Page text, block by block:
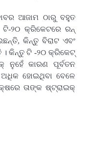
ଆଜାମ ଠାରୁ ବହୁତ
୨୦ କ୍ରିକେଟରେ ରନ୍
କିନ୍ତୁ ବିରାଟ ଏବଂ
। କିନ୍ତୁ ଟି -୨୦ କ୍ରିକେଟ୍
ନୁହେଁ କାରଣ ପୂର୍ବତନ
ଅଧିକ ହୋଇଥିବା ବେଳେ
ତାଙ୍କ ଷ୍ଟ୍ରାଇକ୍